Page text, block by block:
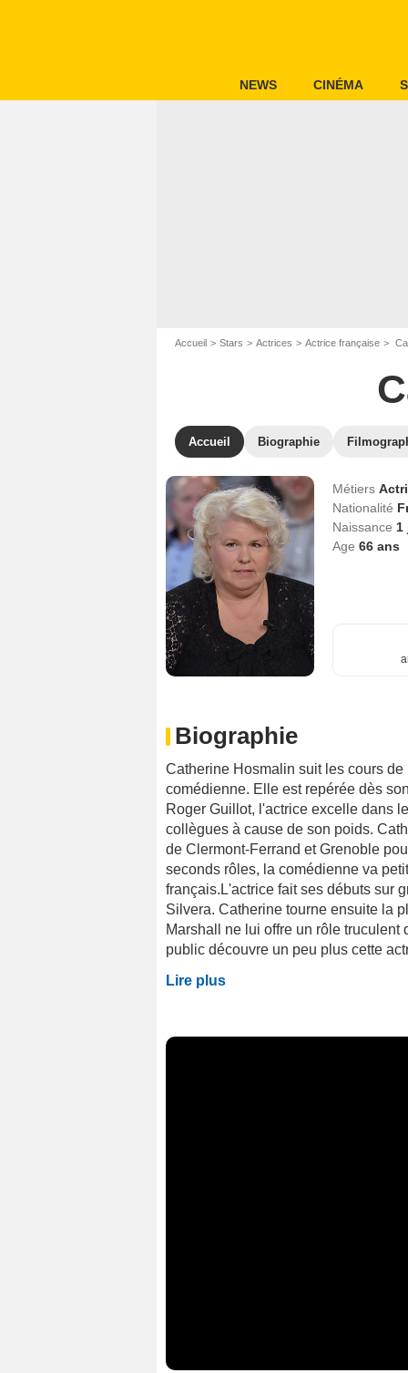
NEWS CINÉMA
Accueil Stars Actrices Actrice française
Accueil Biographie
Métiers
Nationalité
Naissance 1
Age 66ans
Biographie
Catherine Hosmalin suit les cours
comédienne. Elle est repérée dès
Roger Guillot, l'actrice excelle dans
collègues à cause de son poids.
de Clermont-Ferrand et Grenoble
seconds rôles, la comédienne va
français.L'actrice fait ses débuts sur
Silvera. Catherine tourne ensuite la
Marshall ne lui offre un rôle
public découvre un peu plus cette
Lire plus